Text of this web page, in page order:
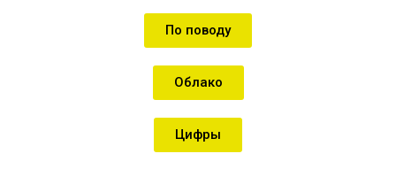
По поводу
Облако
Цифры